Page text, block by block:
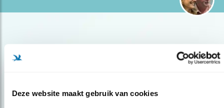
Deze website maakt gebruik van cookies